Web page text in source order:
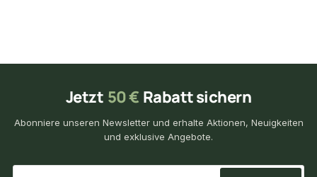
Jetzt 50 € Rabatt sichern
Abonniere unseren Newsletter und erhalte Aktionen, Neuigkeiten
und exklusive Angebote.